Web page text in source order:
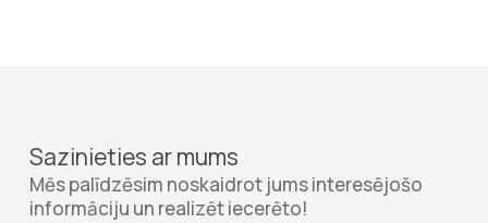
Sazinieties ar mums
Mēs palīdzēsim noskaidrot jums interesējošo
informāciju un realizēt iecerēto!